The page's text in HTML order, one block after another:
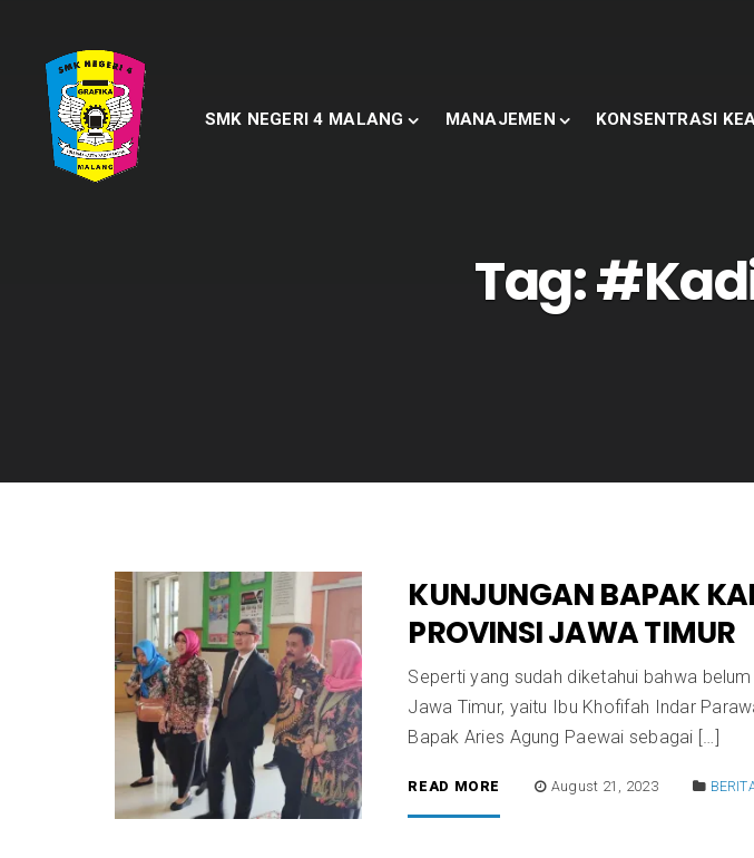
SMK NEGERI 4 MALANG MANAJEMEN KONSENTRASI
Tag:
KUNJUNGAN BAPAK
PROVINSI JAWA TIMUR
Seperti yang sudah diketahui bahwa
Jawa Timur, yaitu Ibu Khofifah Indar
Bapak Aries Agung Paewai sebagai […]
READ MORE August 21, 2023